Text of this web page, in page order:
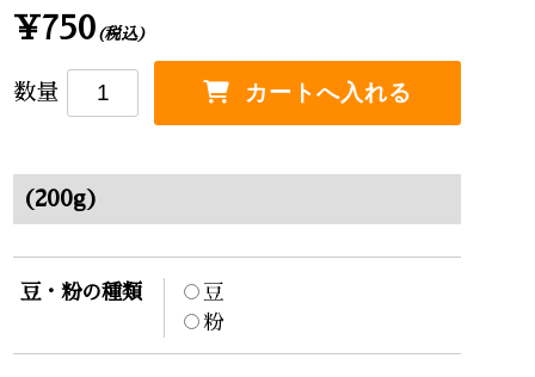
¥750 (税込)
数量
(200g)
豆・粉の種類
豆
粉